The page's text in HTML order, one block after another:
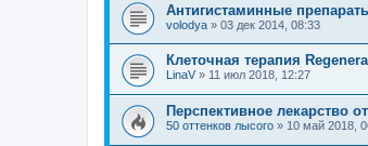
Антигистаминные
volodya » 03 дек 2014, 08:33
Клеточная терапия Regenera
LinaV » 11 июл 2018, 12:27
Перспективное лекарство
50 оттенков лысого » 10 май 2018,